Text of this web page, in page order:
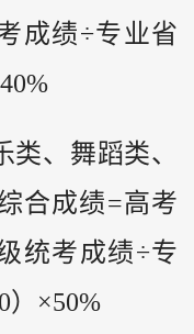
成绩÷专业省
、舞蹈类、
合成绩=高考
统考成绩÷专
）×50%